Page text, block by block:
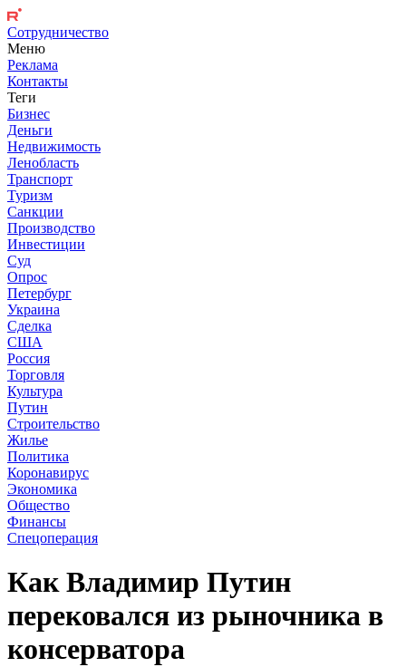
Сотрудничество
Меню
Реклама
Контакты
Теги
Бизнес
Деньги
Недвижимость
Ленобласть
Транспорт
Туризм
Санкции
Производство
Инвестиции
Суд
Опрос
Петербург
Украина
Сделка
США
Россия
Торговля
Культура
Путин
Строительство
Жилье
Политика
Коронавирус
Экономика
Общество
Финансы
Спецоперация
Как Владимир Путин
перековался из рыночника в
консерватора